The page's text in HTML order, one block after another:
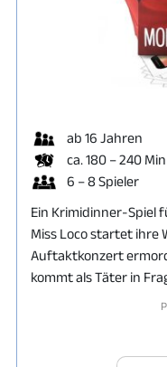
ab 16 Jahren
ca. 180 – 240 Min
6 – 8 Spieler
Ein Krimidinner-Spiel
Miss Loco startet ihre
Auftaktkonzert
kommt als Täter in